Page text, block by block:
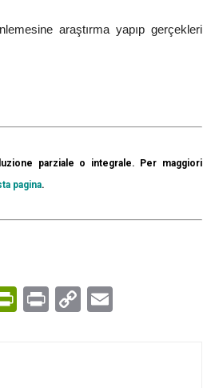
araştırma yapıp gerçekleri
parziale o integrale. Per maggiori
pagina.
PrintFriendly
PrintCopy